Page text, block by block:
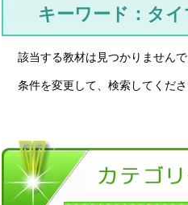
キーワード：タ
該当する教材は見つかりませんで
条件を変更して、検索してくださ